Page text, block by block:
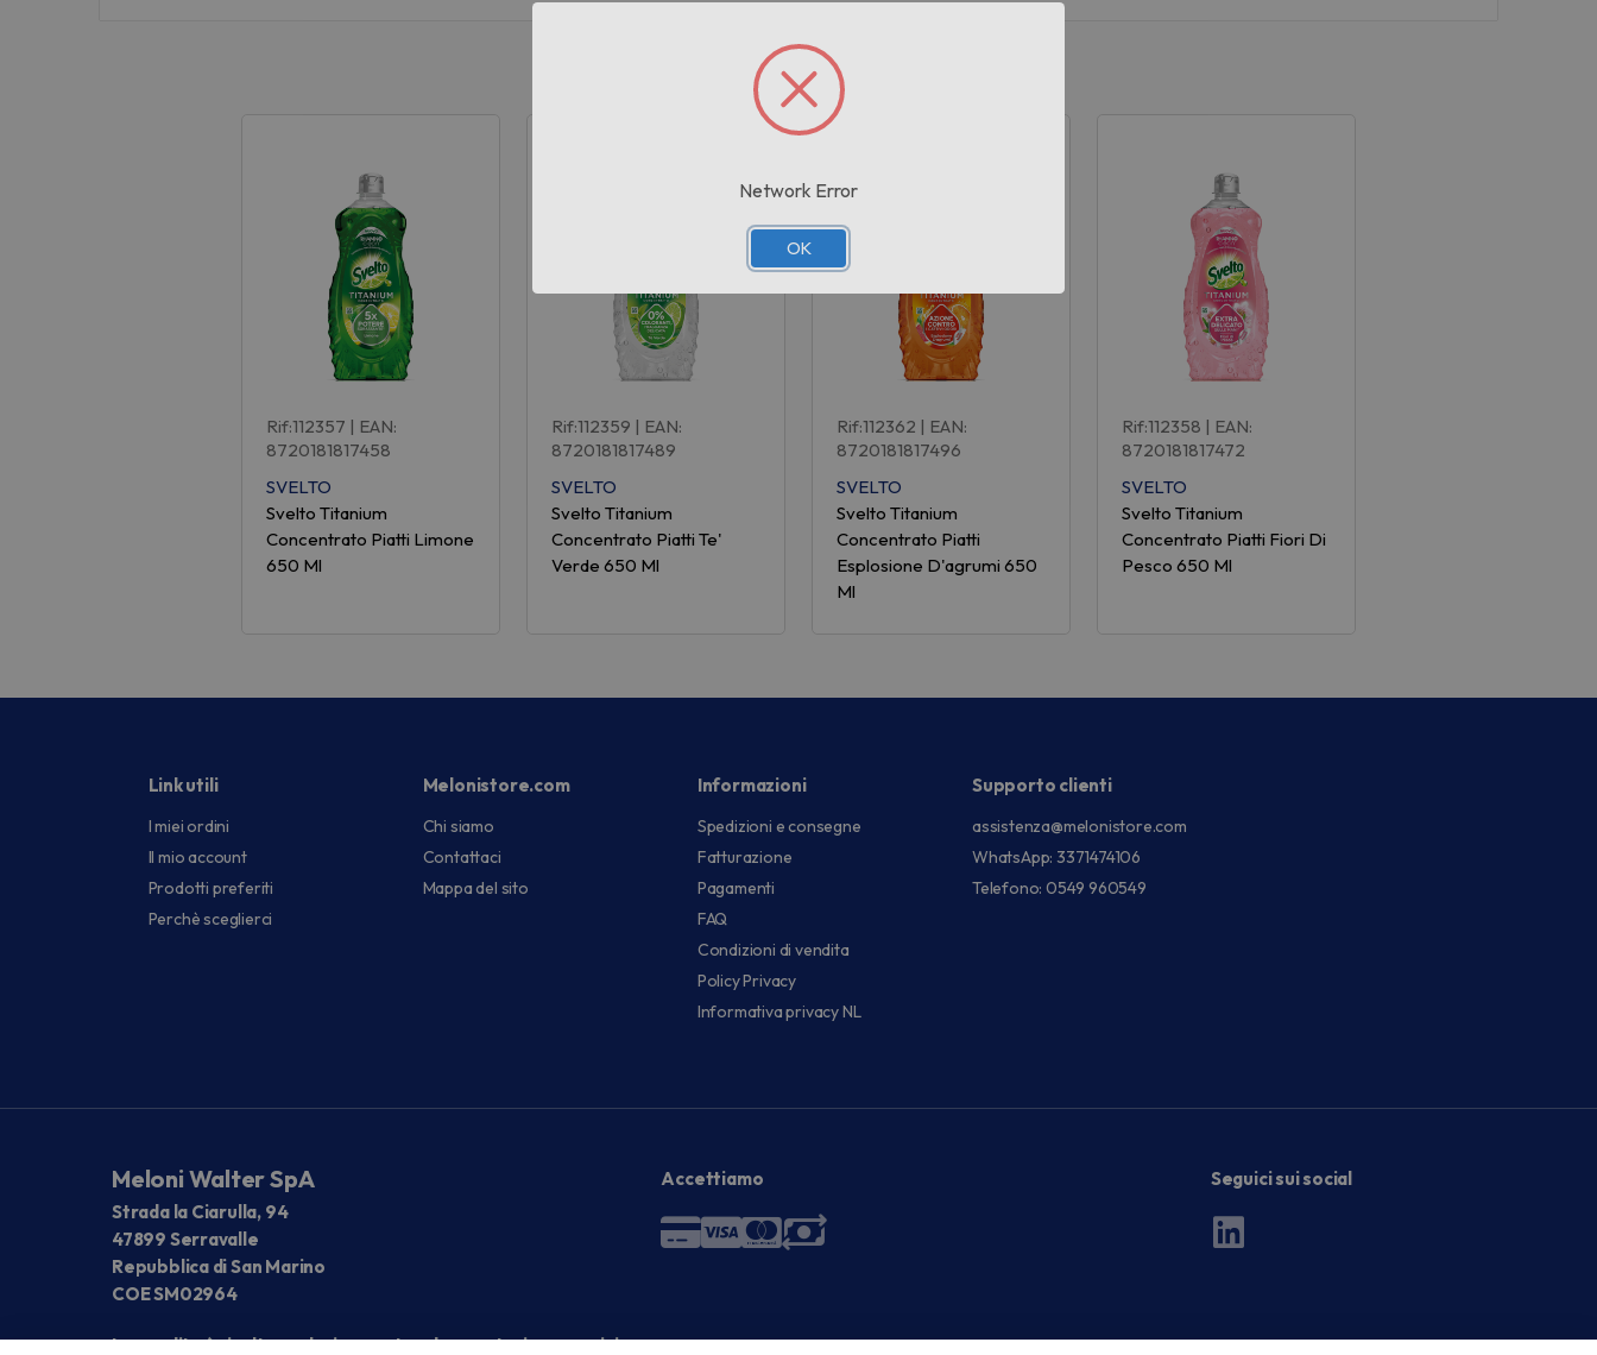
Prodotti correlati
Rif:112357 | EAN:
8720181817458
SVELTO
Svelto Titanium
Concentrato Piatti Limone
650 Ml
Rif:112359 | EAN:
8720181817489
SVELTO
Svelto Titanium
Concentrato Piatti Te'
Verde 650 Ml
Rif:112362 | EAN:
8720181817496
SVELTO
Svelto Titanium
Concentrato Piatti
Esplosione D'agrumi 650
Ml
Rif:112358 | EAN:
8720181817472
SVELTO
Svelto Titanium
Concentrato Piatti Fiori Di
Pesco 650 Ml
Link utili
I miei ordini
Il mio account
Prodotti preferiti
Perchè sceglierci
Melonistore.com
Chi siamo
Contattaci
Mappa del sito
Informazioni
Spedizioni e consegne
Fatturazione
Pagamenti
FAQ
Condizioni di vendita
Policy Privacy
Informativa privacy NL
Supporto clienti
assistenza@melonistore.com
WhatsApp: 3371474106
Telefono: 0549 960549
Meloni Walter SpA
Strada la Ciarulla, 94
47899 Serravalle
Repubblica di San Marino
COE SM02964
La vendita è rivolta esclusivamente ad operatori economici
Accettiamo Seguici sui social
Network Error
OK